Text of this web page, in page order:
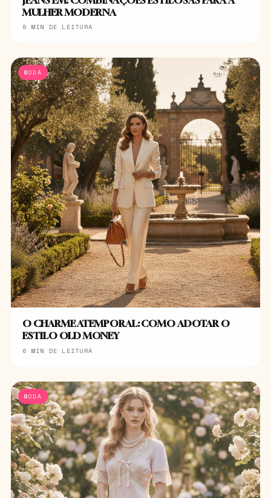
MULHER MODERNA
8 MIN DE LEITURA
MODA
O CHARME ATEMPORAL: COMO ADOTAR O
ESTILO OLD MONEY
6 MIN DE LEITURA
MODA